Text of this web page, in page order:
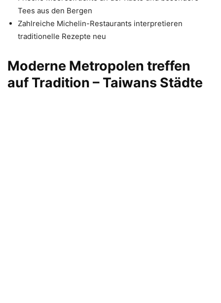
Tees aus den Bergen
Zahlreiche Michelin-Restaurants interpretieren
traditionelle Rezepte neu
Moderne Metropolen treffen
auf Tradition – Taiwans Städte